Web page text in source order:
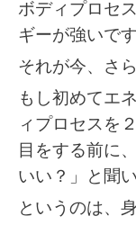
ボディプロセ
ギーが強いです
それが今、さ
もし初めてエ
ィプロセスを
目をする前に
いい？」と聞
というのは、